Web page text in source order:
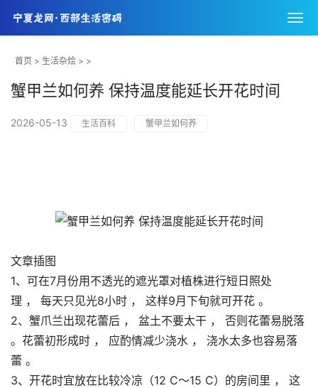
首页 > 生活杂烩 > >
蟹甲兰如何养 保持温度能延长开花时间
2026-05-13 生活百科 蟹甲兰如何养
文章插图
1、可在7月份用不透光的遮光罩对植株进行短日照处
理 ， 每天只见光8小时 ， 这样9月下旬就可开花 。
2、蟹爪兰出现花蕾后 ， 盆土不要太干 ， 否则花蕾易脱落
。花蕾初形成时 ， 应酌情减少浇水 ， 浇水太多也容易落
蕾 。
3、开花时宜放在比较冷凉（12 C～15 C）的房间里 ， 这